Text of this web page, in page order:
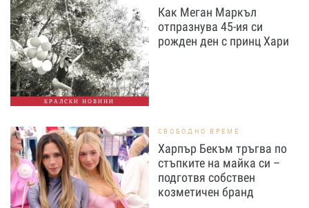
КРАЛСКИ НОВИНИ
Как Меган Маркъл
отпразнува 45-ия си
рожден ден с принц Хари
СВОБОДНО ВРЕМЕ
Харпър Бекъм тръгва по
стъпките на майка си –
подготвя собствен
козметичен бранд